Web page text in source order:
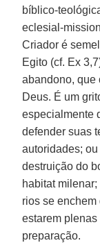
bíblico-
eclesial-
Criador é
Egito (cf. Ex
abandono, que
Deus. É um
especialmente
defender suas
autoridades;
destruição do
habitat
rios se
estarem plenas
preparação.